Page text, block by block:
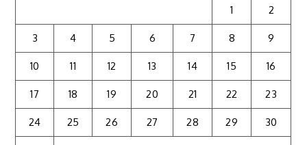
1 2
3 4 5 6 7 8 9
10 11 12 13 14 15 16
17 18 19 20 21 22 23
24 25 26 27 28 29 30